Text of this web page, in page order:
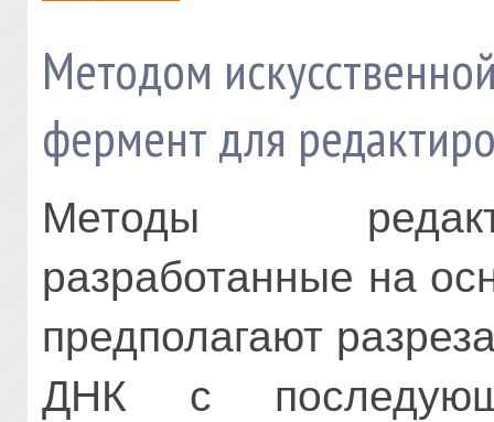
Методом
фермент для
Методы
разработанные на
предполагают
ДНК с